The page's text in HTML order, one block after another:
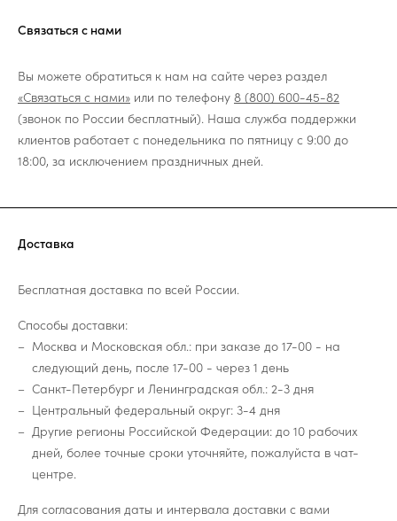
Связаться с нами
Вы можете обратиться к нам на сайте через раздел
«Связаться с нами» или по телефону 8 (800) 600-45-82
(звонок по России бесплатный). Наша служба поддержки
клиентов работает с понедельника по пятницу с 9:00 до
18:00, за исключением праздничных дней.
Доставка
Бесплатная доставка по всей России.
Способы доставки:
Москва и Московская обл.: при заказе до 17-00 - на
следующий день, после 17-00 - через 1 день
Санкт-Петербург и Ленинградская обл.: 2-3 дня
Центральный федеральный округ: 3-4 дня
Другие регионы Российской Федерации: до 10 рабочих
дней, более точные сроки уточняйте, пожалуйста в чат-
центре.
Для согласования даты и интервала доставки с вами